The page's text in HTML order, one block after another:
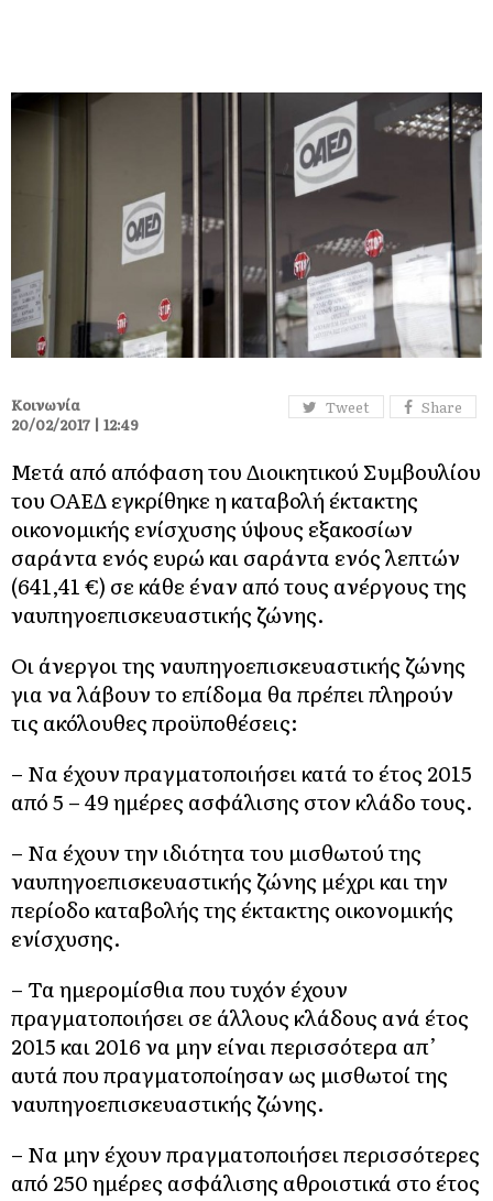
Tweet Share
Κοινωνία
20/02/2017 | 12:49
Μετά από απόφαση του Διοικητικού Συμβουλίου
του ΟΑΕΔ εγκρίθηκε η καταβολή έκτακτης
οικονομικής ενίσχυσης ύψους εξακοσίων
σαράντα ενός ευρώ και σαράντα ενός λεπτών
(641,41 €) σε κάθε έναν από τους ανέργους της
ναυπηγοεπισκευαστικής ζώνης.
Οι άνεργοι της ναυπηγοεπισκευαστικής ζώνης
για να λάβουν το επίδομα θα πρέπει πληρούν
τις ακόλουθες προϋποθέσεις:
– Να έχουν πραγματοποιήσει κατά το έτος 2015
από 5 – 49 ημέρες ασφάλισης στον κλάδο τους.
– Να έχουν την ιδιότητα του μισθωτού της
ναυπηγοεπισκευαστικής ζώνης μέχρι και την
περίοδο καταβολής της έκτακτης οικονομικής
ενίσχυσης.
– Τα ημερομίσθια που τυχόν έχουν
πραγματοποιήσει σε άλλους κλάδους ανά έτος
2015 και 2016 να μην είναι περισσότερα απ’
αυτά που πραγματοποίησαν ως μισθωτοί της
ναυπηγοεπισκευαστικής ζώνης.
– Να μην έχουν πραγματοποιήσει περισσότερες
από 250 ημέρες ασφάλισης αθροιστικά στο έτος